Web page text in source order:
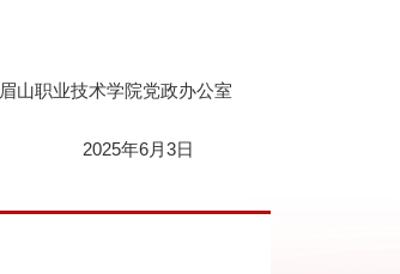
眉山职业技术学院党政办公室
2025年6月3日